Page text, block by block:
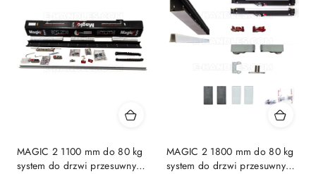
MAGIC 2 1100 mm do 80 kg
system do drzwi przesuwnych
MAGIC 2 1800 mm do 80 kg
system do drzwi przesuwnych